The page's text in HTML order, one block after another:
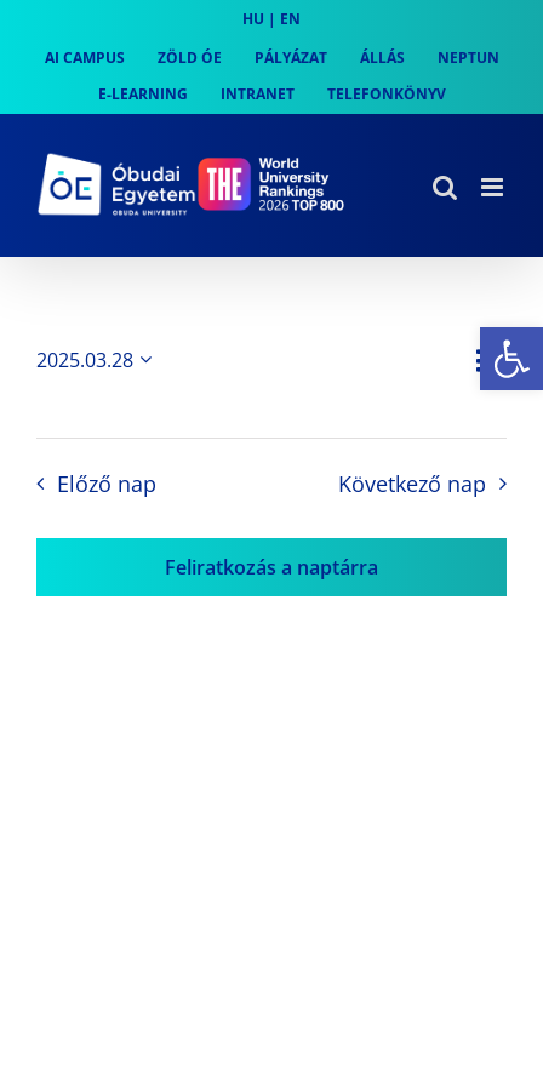
content
HU | EN
AI CAMPUS
ZÖLD ÓE PÁLYÁZAT ÁLLÁS
NEPTUN
E-LEARNING
INTRANET TELEFONKÖNYV
Nap
2025.03.28
Előző nap Következő nap
Feliratkozás a naptárra